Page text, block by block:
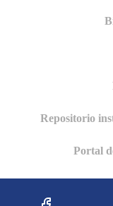
Repositorio
Portal